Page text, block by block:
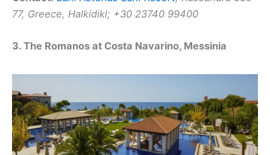
77, Greece, Halkidiki; +30 23740 99400
3. The Romanos at Costa Navarino, Messinia